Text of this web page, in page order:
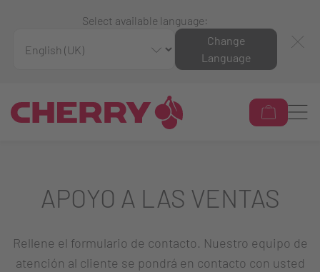
Select available language:
Change
Language
APOYO A LAS VENTAS
Rellene el formulario de contacto. Nuestro equipo de
atención al cliente se pondrá en contacto con usted